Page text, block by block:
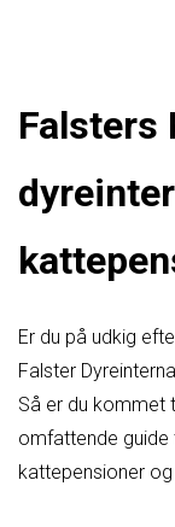
Falsters
Er du på udkig
Falster
Så er du kommet
omfattende guide
kattepensioner